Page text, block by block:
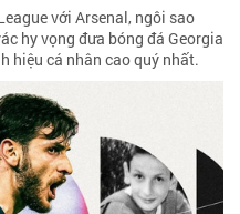
với Arsenal, ngôi sao
hy vọng đưa bóng đá Georgia
hiệu cá nhân cao quý nhất.